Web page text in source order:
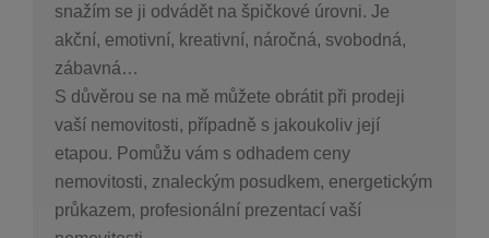
snažím se ji odvádět na špičkové úrovni. Je
akční, emotivní, kreativní, náročná, svobodná,
zábavná…
S důvěrou se na mě můžete obrátit při prodeji
vaší nemovitosti, případně s jakoukoliv její
etapou. Pomůžu vám s odhadem ceny
nemovitosti, znaleckým posudkem, energetickým
průkazem, profesionální prezentací vaší